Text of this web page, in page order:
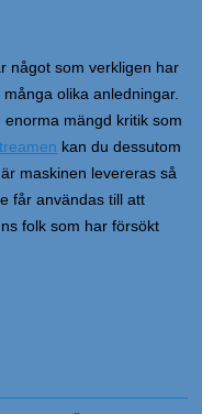
något som verkligen har
olika anledningar.
mängd kritik som
kan du dessutom
maskinen levereras så
får användas till att
folk som har försökt